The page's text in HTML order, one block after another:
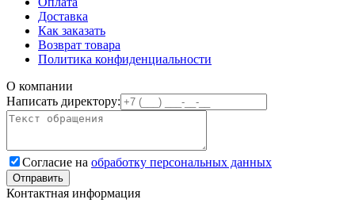
Доставка
Как заказать
Возврат товара
Политика конфиденциальности
О компании
Написать директору:
Согласие на обработку персональных данных
Контактная информация